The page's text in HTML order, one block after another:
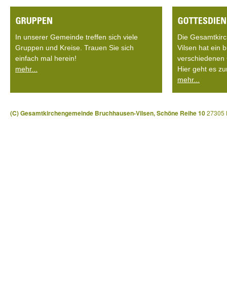
In unserer Gemeinde treffen sich viele
Gruppen und Kreise. Trauen Sie sich
einfach mal herein!
mehr...
Die
Vilsen hat ein
verschiedenen
Hier geht es
mehr...
(C) Gesamtkirchengemeinde Bruchhausen-Vilsen, Schöne Reihe 1027305